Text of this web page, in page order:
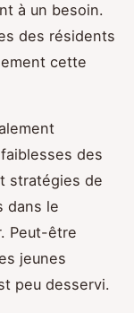
à un besoin.
des résidents
cette
des
stratégies de
dans le
Peut-être
jeunes
peu desservi.